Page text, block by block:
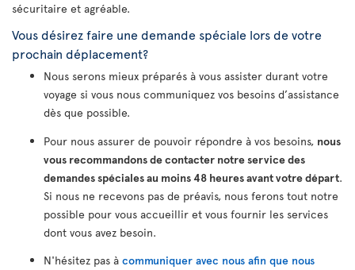
sécuritaire et agréable.
Vous désirez faire une demande spéciale lors de votre
prochain déplacement?
Nous serons mieux préparés à vous assister durant votre
voyage si vous nous communiquez vos besoins d’assistance
dès que possible.
Pour nous assurer de pouvoir répondre à vos besoins, nous
vous recommandons de contacter notre service des
demandes spéciales au moins 48 heures avant votre départ.
Si nous ne recevons pas de préavis, nous ferons tout notre
possible pour vous accueillir et vous fournir les services
dont vous avez besoin.
N'hésitez pas à communiquer avec nous afin que nous